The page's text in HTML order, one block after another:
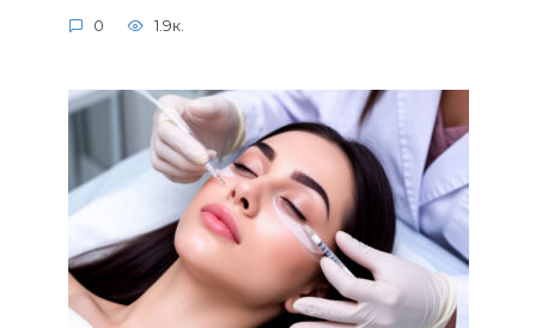
0 1.9к.